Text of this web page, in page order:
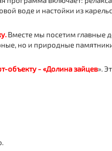
воде и настойки из
Вместе мы посетим главные
но и природные
объекту - «Долина зайцев».